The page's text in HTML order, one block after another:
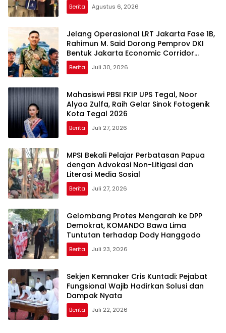
Berita Agustus 6, 2026
Jelang Operasional LRT Jakarta Fase 1B,
Rahimun M. Said Dorong Pemprov DKI
Bentuk Jakarta Economic Corridor
Initiative
Berita Juli 30, 2026
Mahasiswi PBSI FKIP UPS Tegal, Noor
Alyaa Zulfa, Raih Gelar Sinok Fotogenik
Kota Tegal 2026
Berita Juli 27, 2026
MPSI Bekali Pelajar Perbatasan Papua
dengan Advokasi Non-Litigasi dan
Literasi Media Sosial
Berita Juli 27, 2026
Gelombang Protes Mengarah ke DPP
Demokrat, KOMANDO Bawa Lima
Tuntutan terhadap Dody Hanggodo
Berita Juli 23, 2026
Sekjen Kemnaker Cris Kuntadi: Pejabat
Fungsional Wajib Hadirkan Solusi dan
Dampak Nyata
Berita Juli 22, 2026